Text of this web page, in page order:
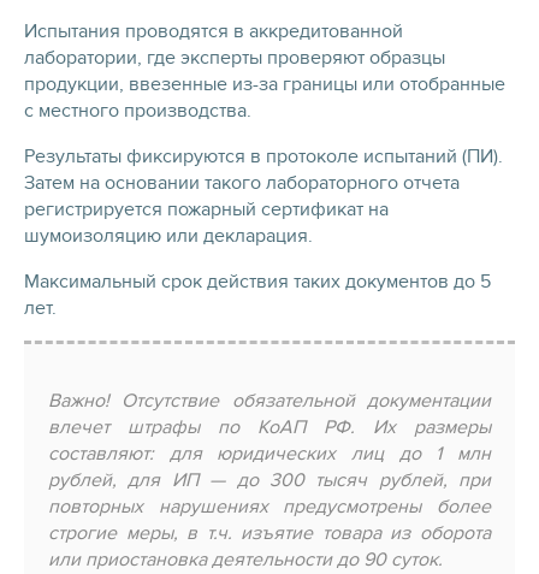
Испытания проводятся в аккредитованной
лаборатории, где эксперты проверяют образцы
продукции, ввезенные из-за границы или отобранные
с местного производства.
Результаты фиксируются в протоколе испытаний (ПИ).
Затем на основании такого лабораторного отчета
регистрируется пожарный сертификат на
шумоизоляцию или декларация.
Максимальный срок действия таких документов до 5
лет.
Важно! Отсутствие обязательной документации
влечет штрафы по КоАП РФ. Их размеры
составляют: для юридических лиц до 1 млн
рублей, для ИП — до 300 тысяч рублей, при
повторных нарушениях предусмотрены более
строгие меры, в т.ч. изъятие товара из оборота
или приостановка деятельности до 90 суток.